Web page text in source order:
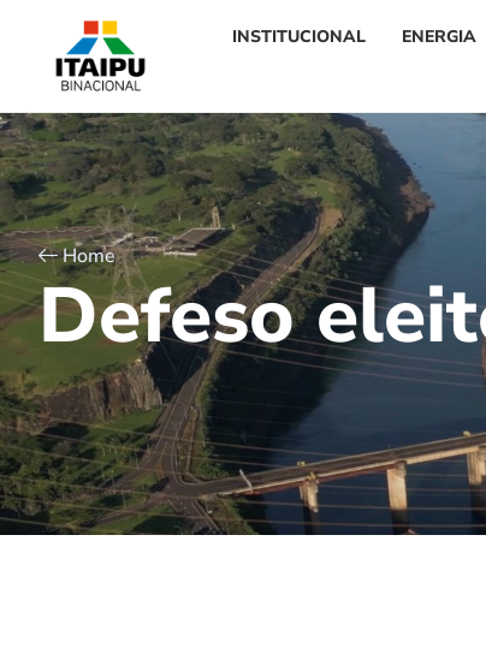
INSTITUCIONAL ENERGIA
Home
Defeso eleit